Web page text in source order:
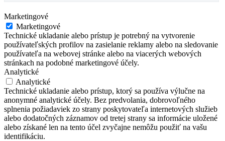
Marketingové
Marketingové
Technické ukladanie alebo prístup je potrebný na vytvorenie
používateľských profilov na zasielanie reklamy alebo na sledovanie
používateľa na webovej stránke alebo na viacerých webových
stránkach na podobné marketingové účely.
Analytické
Analytické
Technické ukladanie alebo prístup, ktorý sa používa výlučne na
anonymné analytické účely. Bez predvolania, dobrovoľného
splnenia požiadaviek zo strany poskytovateľa internetových služieb
alebo dodatočných záznamov od tretej strany sa informácie uložené
alebo získané len na tento účel zvyčajne nemôžu použiť na vašu
identifikáciu.